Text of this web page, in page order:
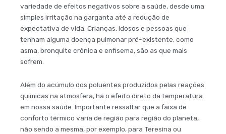
variedade de efeitos negativos sobre a saúde, desde uma
simples irritação na garganta até a redução de
expectativa de vida. Crianças, idosos e pessoas que
tenham alguma doença pulmonar pré-existente, como
asma, bronquite crônica e enfisema, são as que mais
sofrem.
Além do acúmulo dos poluentes produzidos pelas reações
químicas na atmosfera, há o efeito direto da temperatura
em nossa saúde. Importante ressaltar que a faixa de
conforto térmico varia de região para região do planeta,
não sendo a mesma, por exemplo, para Teresina ou